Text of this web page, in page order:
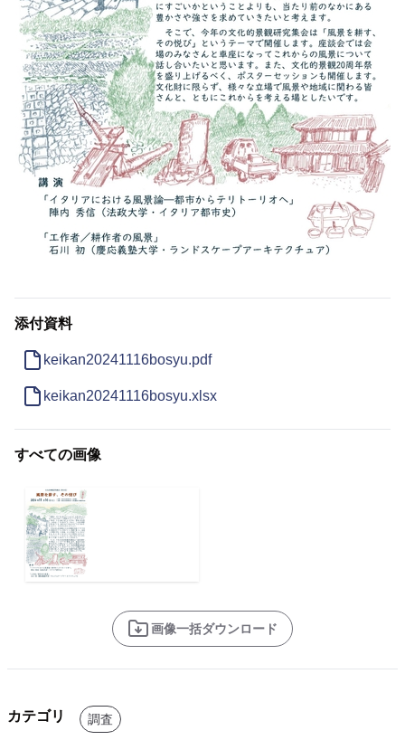
添付資料
keikan20241116bosyu.pdf
keikan20241116bosyu.xlsx
すべての画像
画像一括ダウンロード
カテゴリ 調査